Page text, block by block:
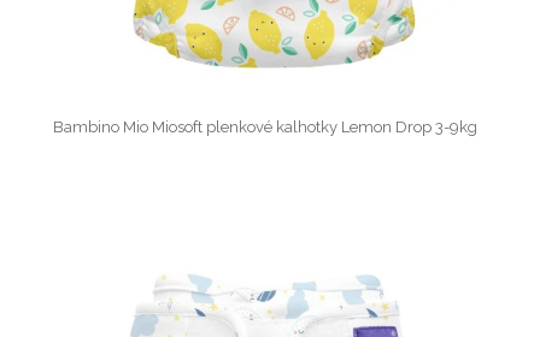
Bambino Mio Miosoft plenkové kalhotky Lemon Drop 3-9kg